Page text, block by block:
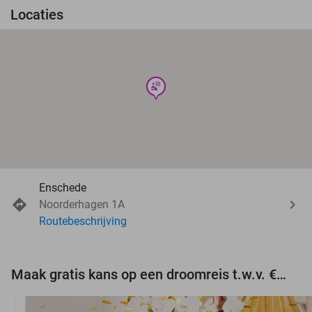
Locaties
wellness
Enschede
Noorderhagen 1A
Routebeschrijving
Maak gratis kans op een droomreis t.w.v. €3.000!